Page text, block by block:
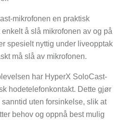
mikrofonen en praktisk
å slå mikrofonen av og på
spesielt nyttig under liveopptak
må slå av mikrofonen.
har HyperX SoloCast-
hodetelefonkontakt. Dette gjør
uten forsinkelse, slik at
behov og oppnå best mulig